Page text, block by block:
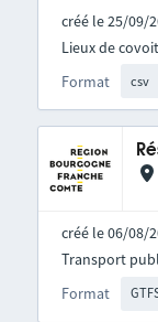
créé le 25/09/
Format csv
Lieux de
créé le 06/08/
Format
Transport